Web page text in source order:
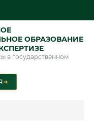
ОБРАЗОВАНИЕ
в государственном
➜